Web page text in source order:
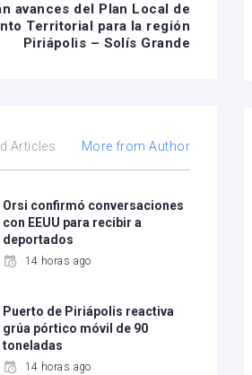
avances del Plan Local de
Territorial para la región
Piriápolis – Solís Grande
Articles More from Author
Orsi confirmó conversaciones
con EEUU para recibir a
deportados
14 horas ago
Puerto de Piriápolis reactiva
grúa pórtico móvil de 90
toneladas
14 horas ago